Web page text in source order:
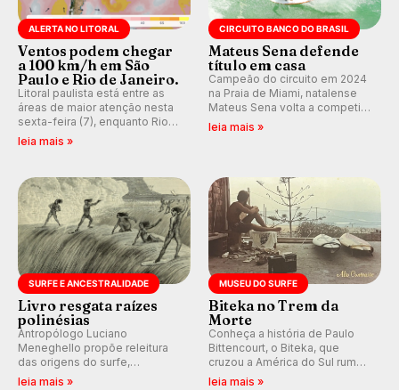
ALERTA NO LITORAL
Ventos podem chegar
a 100 km/h em São
Paulo e Rio de Janeiro.
Litoral paulista está entre as
áreas de maior atenção nesta
sexta-feira (7), enquanto Rio
de Janeiro também recebe
km/h em Itanhaém.
leia mais »
CIRCUITO BANCO DO BRASIL
Mateus Sena defende
título em casa
Campeão do circuito em 2024
na Praia de Miami, natalense
Mateus Sena volta a competir
em casa em busca de manter a
leia mais »
SURFE E ANCESTRALIDADE
Livro resgata raízes
polinésias
Antropólogo Luciano
Meneghello propõe releitura
das origens do surfe,
resgatando a cultura polinésia
leia mais »
MUSEU DO SURFE
Biteka no Trem da
Morte
Conheça a história de Paulo
Bittencourt, o Biteka, que
cruzou a América do Sul rumo
ao Pacífico em uma jornada
leia mais »